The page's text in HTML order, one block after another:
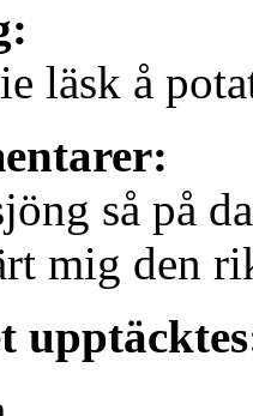
läsk å
så på
mig den